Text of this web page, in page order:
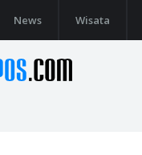
News Wisata